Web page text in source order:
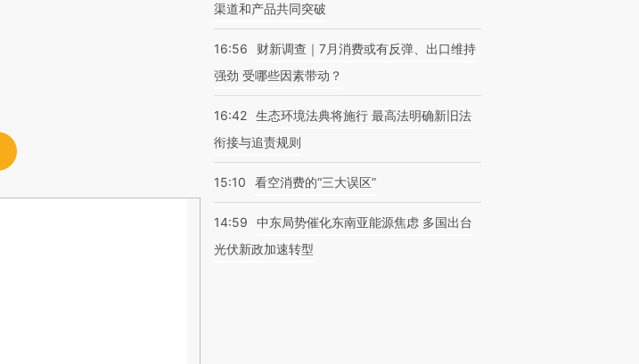
渠道和产品共同突破
16:56
财新调查｜7月消费或有反弹、出口维持
强劲 受哪些因素带动？
16:42 生态环境法典将施行 最高法明确新旧法
衔接与追责规则
15:10 看空消费的“三大误区”
14:59
中东局势催化东南亚能源焦虑 多国出台
光伏新政加速转型